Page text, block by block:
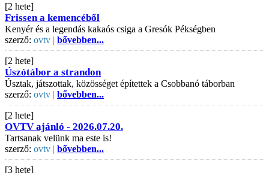
[2 hete]
Frissen a kemencéből
Kenyér és a legendás kakaós csiga a Gresók Pékségben
szerző: ovtv | bővebben...
[2 hete]
Úszótábor a strandon
Úsztak, játszottak, közösséget építettek a Csobbanó táborban
szerző: ovtv | bővebben...
[2 hete]
OVTV ajánló - 2026.07.20.
Tartsanak velünk ma este is!
szerző: ovtv | bővebben...
[3 hete]